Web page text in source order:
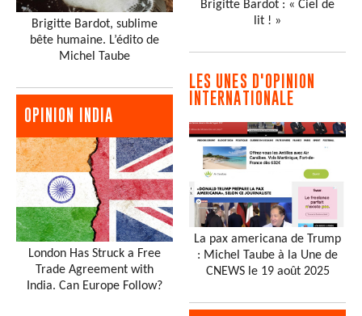
Brigitte Bardot, sublime
bête humaine. L’édito de
Michel Taube
OPINION INDIA
London Has Struck a Free
Trade Agreement with
India. Can Europe Follow?
Brigitte Bardot : « Ciel de
lit ! »
LES UNES D'OPINION
INTERNATIONALE
La pax americana de Trump
: Michel Taube à la Une de
CNEWS le 19 août 2025